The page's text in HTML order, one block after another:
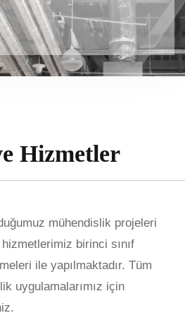
Hizmetler
mühendislik projeleri
birinci sınıf
ile yapılmaktadır. Tüm
uygulamalarımız için